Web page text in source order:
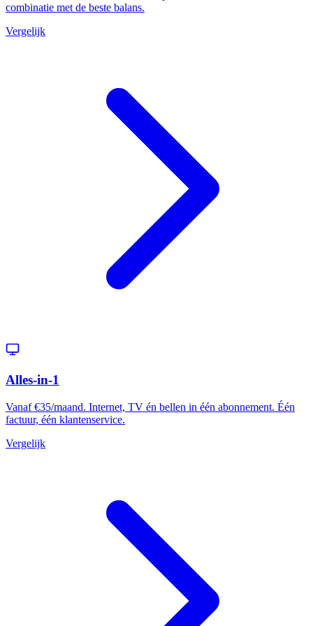
combinatie met de beste balans.
Vergelijk
Alles-in-1
Vanaf €35/maand. Internet, TV én bellen in één abonnement. Één
factuur, één klantenservice.
Vergelijk